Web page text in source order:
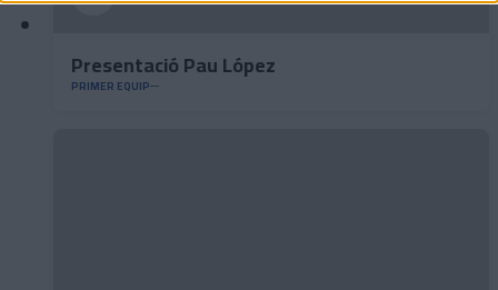
Presentació Pau López
PRIMER EQUIP